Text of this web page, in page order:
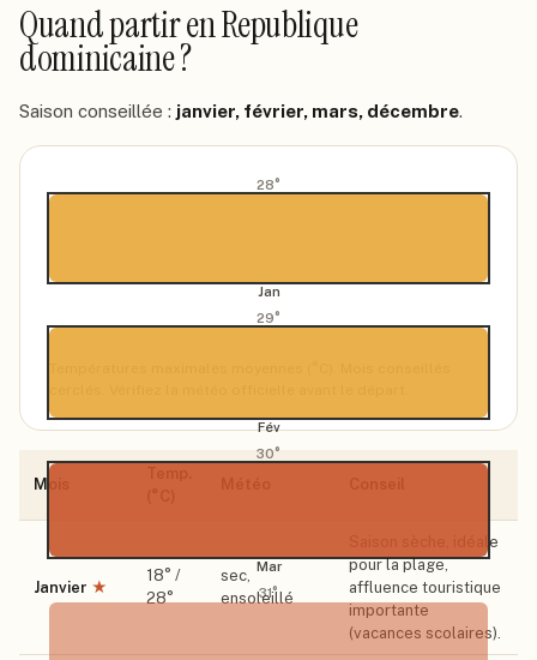
Quand partiren Republique
dominicaine?
Saison conseillée : janvier, février, mars, décembre.
28°
Jan
29°
Fév
30°
Mar
31°
Mois
Janvier ★
18° /
28°
sec,
ensoleillé
Saison sèche, idéale
pour la plage,
affluence touristique
importante
(vacances scolaires).